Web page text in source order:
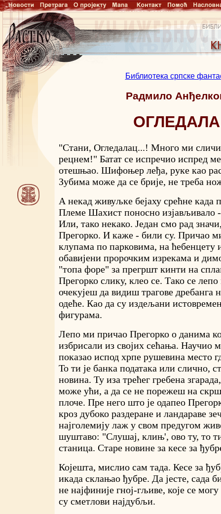
Библиотека српске
Радмило
"Стани, Огледалац...! Много ми
рецнем!" Батат се испречио испред
отешњао. Шифоњер леђа, руке као
Зубима може да се брије, не треба
А некад живуљке бејаху срећне када
Племе Шахист поносно изјављивало
Или, тако некако. Један смо рад
Прегорко. И каже - били су. Причао
клупама по парковима, на ћебенцету
обавијени пророчким изрекама и
"топа форе" за прегршт кинти на
Прегорко слику, клео се. Тако се лепо
очекујеш да видиш трагове дребанга
одеће. Као да су издељани
фигурама.
Лепо ми причао Прегорко о данима
избрисали из својих сећања. Научио
показао испод хрпе рушевина место
То ти је банка података или слично,
новина. Ту иза трећег гребена
може ући, а да се не порежеш на
плоче. Пре него што је одапео
кроз дубоко раздеране и ландараве
најголемију лаж у свом предугом
шуштаво: "Слушај, клињ', ово ту, то
станица. Старе новине за кесе за
Којешта, мислио сам тада. Кесе за
икада склањао ђубре. Да јесте, сада
не најфиније гној-гљиве, које се
су сметлови најдубљи.